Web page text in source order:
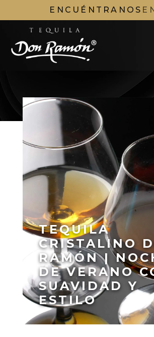
ENCUÉNTRANOS
TEQUILA
CRISTALINO
RAMÓN |
DE VERANO
SUAVIDAD Y
ESTILO